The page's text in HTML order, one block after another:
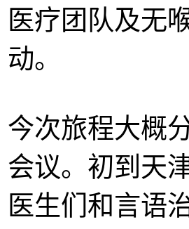
医疗团队及无
动。
今次旅程大概
会议。初到天
医生们和言语